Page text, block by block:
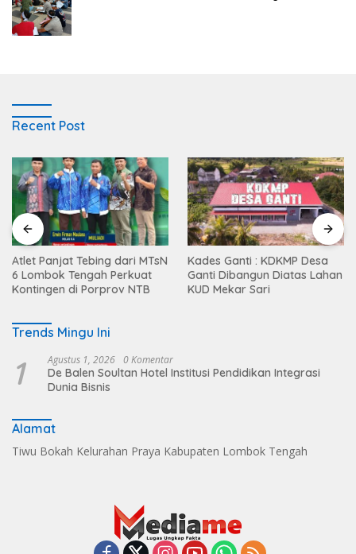
Recent Post
Atlet Panjat Tebing dari MTsN
6 Lombok Tengah Perkuat
Kontingen di Porprov NTB
Kades Ganti : KDKMP Desa
Ganti Dibangun Diatas Lahan
KUD Mekar Sari
Trends Mingu Ini
1 Agustus 1, 2026 0 Komentar
De Balen Soultan Hotel Institusi Pendidikan Integrasi
Dunia Bisnis
Alamat
Tiwu Bokah Kelurahan Praya Kabupaten Lombok Tengah